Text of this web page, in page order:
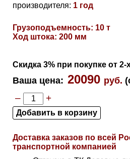
производителя: 1 год
Грузоподъемность: 10 т
Ход штока: 200 мм
Скидка 3% при покупке от 2-
Ваша цена: 20090 руб.
– +
Доставка заказов по всей
транспортной компанией